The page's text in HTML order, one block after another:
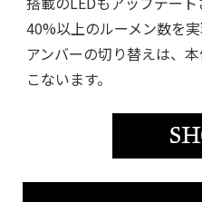
40%以上のルーメン数を
アンバーの切り替えは、
こないます。